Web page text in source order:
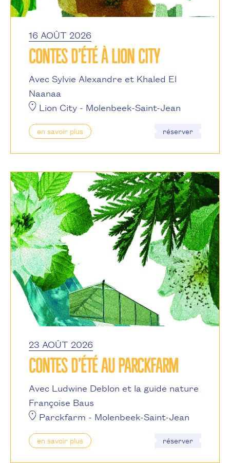
16 AOÛT 2026
CONTES D’ÉTÉ À LION CITY
Avec Sylvie Alexandre et Khaled El
Naanaa
Lion City - Molenbeek-Saint-Jean
en savoir plus réserver
23 AOÛT 2026
CONTES D’ÉTÉ AU PARCKFARM
Avec Ludwine Deblon et la guide nature
Françoise Baus
Parckfarm - Molenbeek-Saint-Jean
en savoir plus réserver